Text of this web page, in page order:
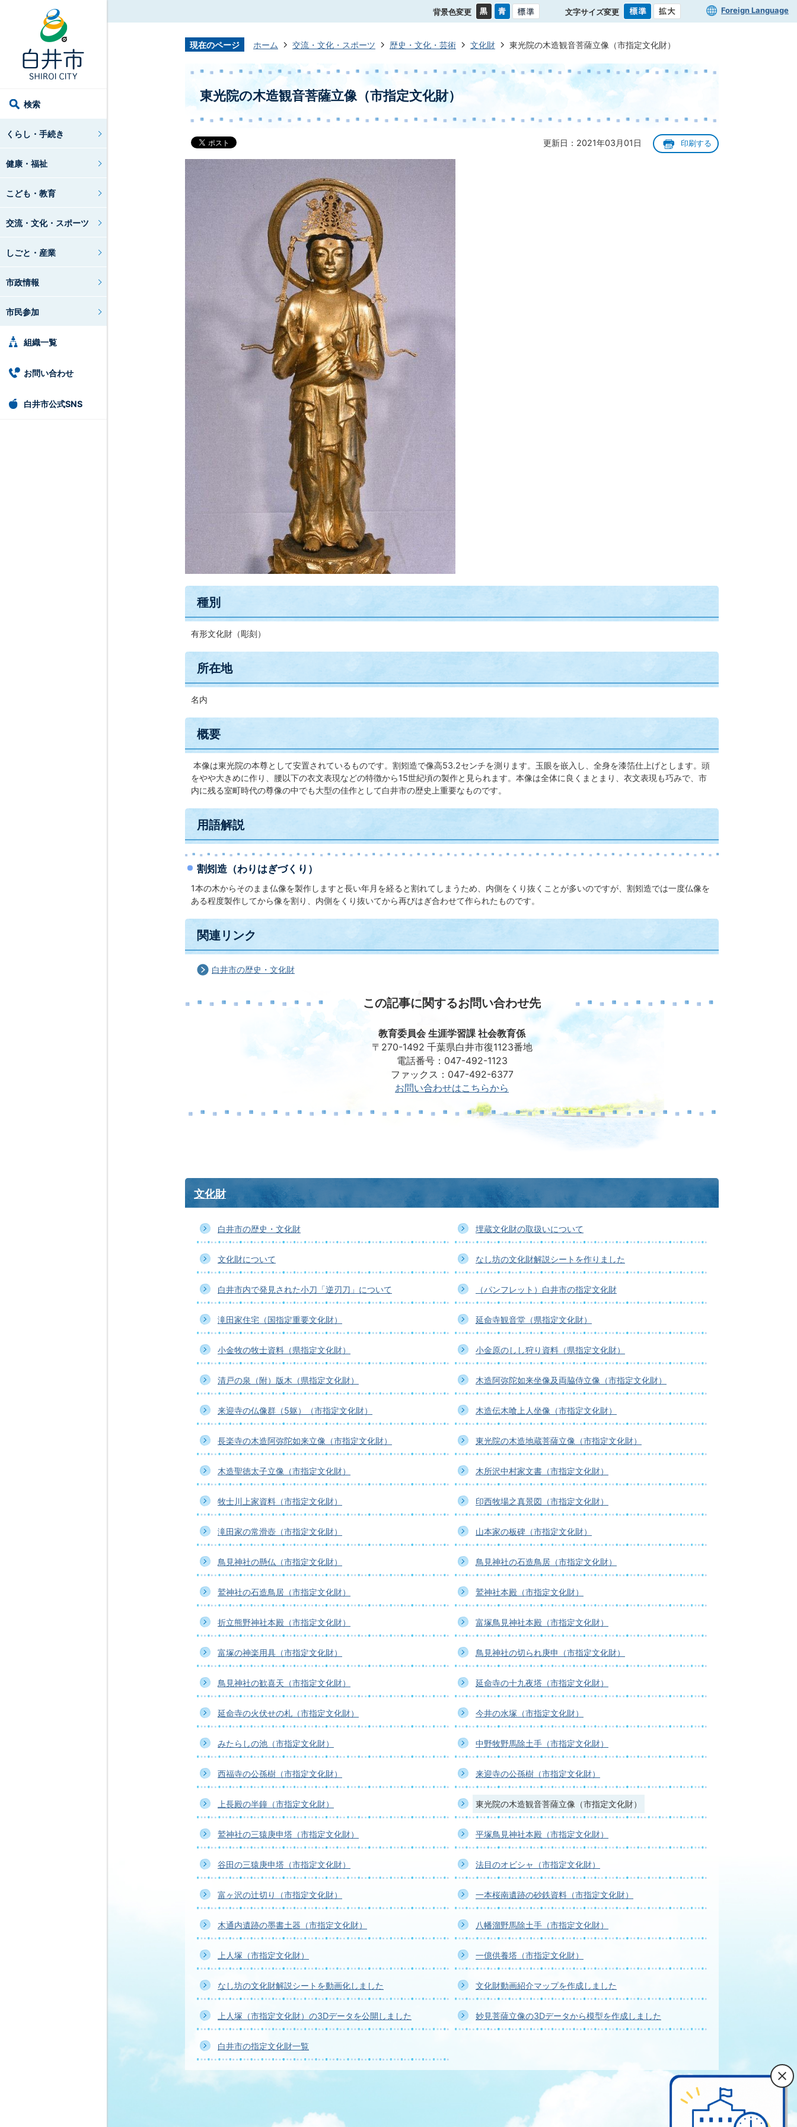
検索
くらし・手続き
健康・福祉
こども・教育
交流・文化・スポーツ
しごと・産業
市政情報
市民参加
組織一覧
お問い合わせ
白井市公式SNS
背景色変更 文字サイズ変更 Foreign Language
現在のページ ホーム 交流・文化・スポーツ 歴史・文化・芸術 文化財 東光院の木造観音菩薩立像（市指定文化財）
東光院の木造観音菩薩立像（市指定文化財）
更新日：2021年03月01日 印刷する
種別
有形文化財（彫刻）
所在地
名内
概要
本像は東光院の本尊として安置されているものです。割矧造で像高53.2センチを測ります。玉眼を嵌入し、全身を漆箔仕上げとします。頭
をやや大きめに作り、腰以下の衣文表現などの特徴から15世紀頃の製作と見られます。本像は全体に良くまとまり、衣文表現も巧みで、市
内に残る室町時代の尊像の中でも大型の佳作として白井市の歴史上重要なものです。
用語解説
割矧造（わりはぎづくり）
1本の木からそのまま仏像を製作しますと長い年月を経ると割れてしまうため、内側をくり抜くことが多いのですが、割矧造では一度仏像を
ある程度製作してから像を割り、内側をくり抜いてから再びはぎ合わせて作られたものです。
関連リンク
白井市の歴史・文化財
この記事に関するお問い合わせ先
教育委員会 生涯学習課 社会教育係
〒270-1492 千葉県白井市復1123番地
電話番号：047-492-1123
ファックス：047-492-6377
お問い合わせはこちらから
文化財
白井市の歴史・文化財 埋蔵文化財の取扱いについて
文化財について なし坊の文化財解説シートを作りました
白井市内で発見された小刀「逆刃刀」について （パンフレット）白井市の指定文化財
滝田家住宅（国指定重要文化財） 延命寺観音堂（県指定文化財）
小金牧の牧士資料（県指定文化財） 小金原のしし狩り資料（県指定文化財）
清戸の泉（附）版木（県指定文化財） 木造阿弥陀如来坐像及両脇侍立像（市指定文化財）
来迎寺の仏像群（5躯）（市指定文化財） 木造伝木喰上人坐像（市指定文化財）
長楽寺の木造阿弥陀如来立像（市指定文化財） 東光院の木造地蔵菩薩立像（市指定文化財）
木造聖徳太子立像（市指定文化財） 木所沢中村家文書（市指定文化財）
牧士川上家資料（市指定文化財） 印西牧場之真景図（市指定文化財）
滝田家の常滑壺（市指定文化財） 山本家の板碑（市指定文化財）
鳥見神社の懸仏（市指定文化財） 鳥見神社の石造鳥居（市指定文化財）
鷲神社の石造鳥居（市指定文化財） 鷲神社本殿（市指定文化財）
折立熊野神社本殿（市指定文化財） 富塚鳥見神社本殿（市指定文化財）
富塚の神楽用具（市指定文化財） 鳥見神社の切られ庚申（市指定文化財）
鳥見神社の歓喜天（市指定文化財） 延命寺の十九夜塔（市指定文化財）
延命寺の火伏せの札（市指定文化財） 今井の水塚（市指定文化財）
みたらしの池（市指定文化財） 中野牧野馬除土手（市指定文化財）
西福寺の公孫樹（市指定文化財） 来迎寺の公孫樹（市指定文化財）
上長殿の半鐘（市指定文化財） 東光院の木造観音菩薩立像（市指定文化財）
鷲神社の三猿庚申塔（市指定文化財） 平塚鳥見神社本殿（市指定文化財）
谷田の三猿庚申塔（市指定文化財） 法目のオビシャ（市指定文化財）
富ヶ沢の辻切り（市指定文化財） 一本桜南遺跡の砂鉄資料（市指定文化財）
木通内遺跡の墨書土器（市指定文化財） 八幡溜野馬除土手（市指定文化財）
上人塚（市指定文化財） 一億供養塔（市指定文化財）
なし坊の文化財解説シートを動画化しました 文化財動画紹介マップを作成しました
上人塚（市指定文化財）の3Dデータを公開しました 妙見菩薩立像の3Dデータから模型を作成しました
白井市の指定文化財一覧